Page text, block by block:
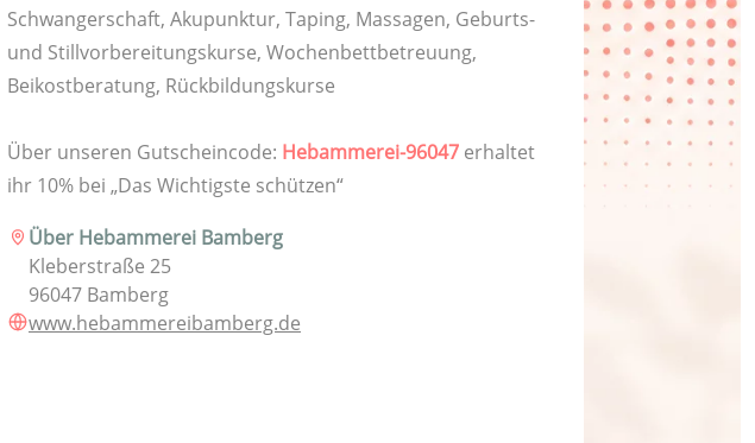
Schwangerschaft, Akupunktur, Taping, Massagen, Geburts-
und Stillvorbereitungskurse, Wochenbettbetreuung,
Beikostberatung, Rückbildungskurse
Über unseren Gutscheincode: Hebammerei-96047 erhaltet
ihr 10% bei „Das Wichtigste schützen“
Über Hebammerei Bamberg
Kleberstraße 25
96047 Bamberg
www.hebammereibamberg.de